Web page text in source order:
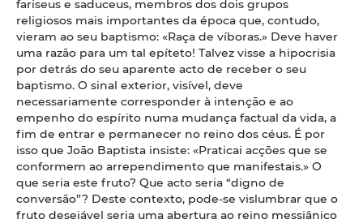
fariseus e saduceus, membros dos dois grupos
religiosos mais importantes da época que, contudo,
vieram ao seu baptismo: «Raça de víboras.» Deve haver
uma razão para um tal epíteto! Talvez visse a hipocrisia
por detrás do seu aparente acto de receber o seu
baptismo. O sinal exterior, visível, deve
necessariamente corresponder à intenção e ao
empenho do espírito numa mudança factual da vida, a
fim de entrar e permanecer no reino dos céus. É por
isso que João Baptista insiste: «Praticai acções que se
conformem ao arrependimento que manifestais.» O
que seria este fruto? Que acto seria “digno de
conversão”? Deste contexto, pode-se vislumbrar que o
fruto desejável seria uma abertura ao reino messiânico